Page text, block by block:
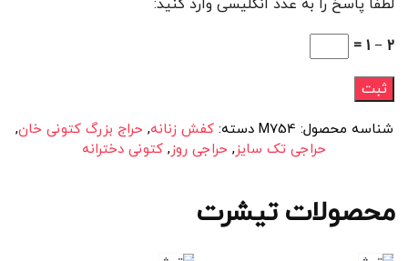
لطفا پاسخ را به عدد انگلیسی وارد کنید:
2 − 1 =
شناسه محصول: M754 دسته:کفش زنانه, حراج بزرگ کتونی خان,
حراجی تک سایز, حراجی روز, کتونی دخترانه
محصولات تیشرت